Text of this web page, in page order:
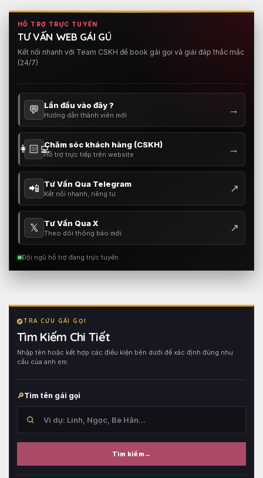
HỖ TRỢ TRỰC TUYẾN
TƯ VẤN WEB GÁI GÚ
Kết nối nhanh với Team CSKH để book gái gọi và giải đáp thắc mắc
(24/7)
💬 Lần đầu vào đây ?
Hướng dẫn thành viên mới →
👩🏻‍💻Chăm sóc khách hàng (CSKH)
Hỗ trợ trực tiếp trên website →
📲 Tư Vấn Qua Telegram
Kết nối nhanh, riêng tư ↗
𝕏 Tư Vấn Qua X
Theo dõi thông báo mới ↗
Đội ngũ hỗ trợ đang trực tuyến
TRA CỨU GÁI GỌI
Tìm Kiếm Chi Tiết
Nhập tên hoặc kết hợp các điều kiện bên dưới để xác định đúng nhu
cầu của anh em.
Tìm tên gái gọi
Tìm kiếm